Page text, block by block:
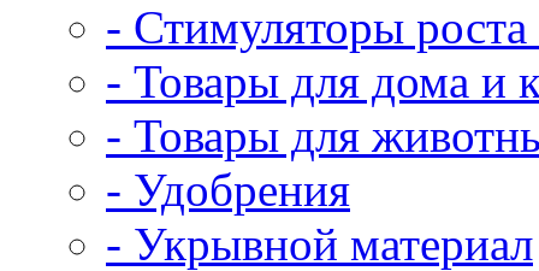
- Стимуляторы роста
- Товары для дома и
- Товары для
- Удобрения
- Укрывной материал